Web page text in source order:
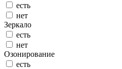
есть
нет
Зеркало
есть
нет
Озонирование
есть